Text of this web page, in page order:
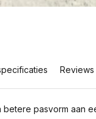
Reviews
pasvorm aan